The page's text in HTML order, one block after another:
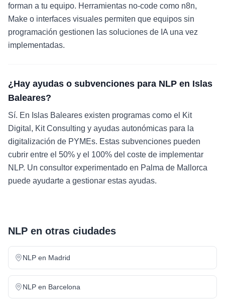
forman a tu equipo. Herramientas no-code como n8n,
Make o interfaces visuales permiten que equipos sin
programación gestionen las soluciones de IA una vez
implementadas.
¿Hay ayudas o subvenciones para NLP en Islas
Baleares?
Sí. En Islas Baleares existen programas como el Kit
Digital, Kit Consulting y ayudas autonómicas para la
digitalización de PYMEs. Estas subvenciones pueden
cubrir entre el 50% y el 100% del coste de implementar
NLP. Un consultor experimentado en Palma de Mallorca
puede ayudarte a gestionar estas ayudas.
NLP en otras ciudades
NLP en Madrid
NLP en Barcelona